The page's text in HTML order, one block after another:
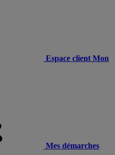
Espace client Mon
Mes démarches